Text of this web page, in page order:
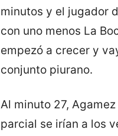
minutos y el jugador
con uno menos La
empezó a crecer y
conjunto piurano.
Al minuto 27,
parcial se irían a los